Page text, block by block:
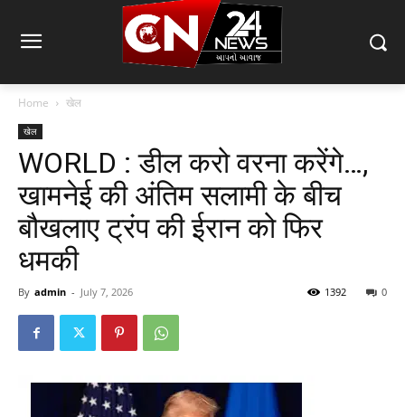
Home खेल
खेल
WORLD : डील करो वरना करेंगे…,
खामनेई की अंतिम सलामी के बीच
बौखलाए ट्रंप की ईरान को फिर
धमकी
By admin - July 7, 2026 0
1392